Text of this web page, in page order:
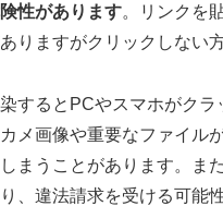
性があります。リンクを
りますがクリックしない
するとPCやスマホがクラ
メ画像や重要なファイル
まうことがあります。ま
、違法請求を受ける可能